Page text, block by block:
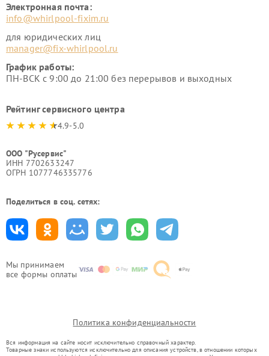
Мы принимаем
все формы оплаты
Электронная почта:
info@whirlpool-fixim.ru
для юридических лиц
manager@fix-whirlpool.ru
График работы:
ПН-ВСК с 9:00 до 21:00 без перерывов и выходных
Рейтинг сервисного центра
4.9-5.0
ООО "Русервис"
ИНН 7702633247
ОГРН 1077746335776
Поделиться в соц. сетях:
Политика конфиденциальности
Вся информация на сайте носит исключительно справочный характер.
Товарные знаки используются исключительно для описания устройств, в отношении которых